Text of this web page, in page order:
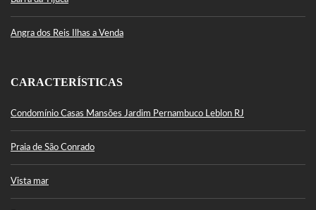
Angra dos Reis Ilhas a Venda
CARACTERÍSTICAS
Condomínio Casas Mansões Jardim Pernambuco Leblon RJ
Praia de São Conrado
Vista mar